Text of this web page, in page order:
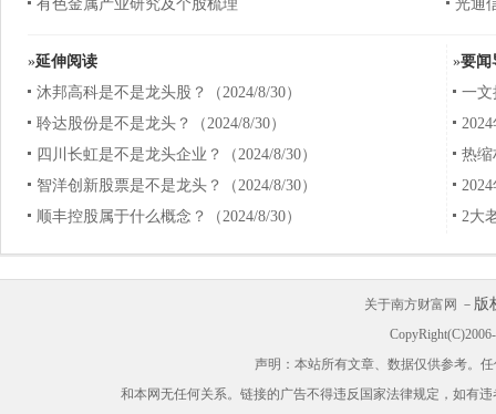
有色金属产业研究及个股梳理
光通
»延伸阅读
沐邦高科是不是龙头股？（2024/8/30）
聆达股份是不是龙头？（2024/8/30）
四川长虹是不是龙头企业？（2024/8/30）
智洋创新股票是不是龙头？（2024/8/30）
顺丰控股属于什么概念？（2024/8/30）
»要闻
一文
热缩
2大
关于南方财富网 － 版
声明：本站所有文章、数据仅供参考。
和本网无任何关系。链接的广告不得违反国家法律规定，如有